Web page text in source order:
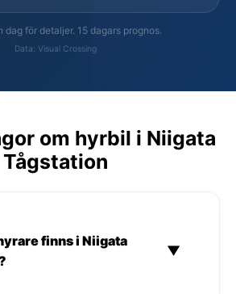
dag för detaljer. 15 dagars prognos.
Data: Visual Crossing
om hyrbil i Niigata
Tågstation
finns i Niigata
▼